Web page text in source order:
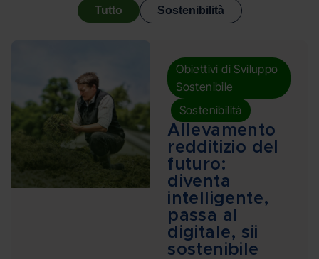
Sostenibilità
Tutto
Obiettivi di Sviluppo
Sostenibile
Sostenibilità
Allevamento
redditizio del
futuro:
diventa
intelligente,
passa al
digitale, sii
sostenibile